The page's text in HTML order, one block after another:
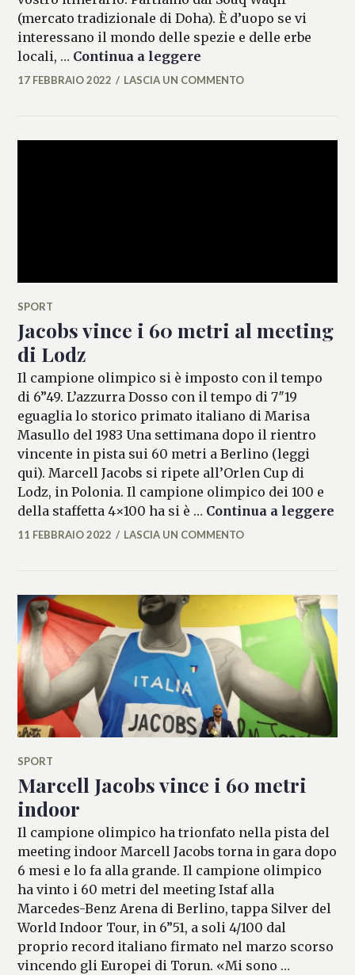
(mercato tradizionale di Doha). È d’uopo se vi
interessano il mondo delle spezie e delle erbe
locali, … Continua a leggere
MICAELA
17 FEBBRAIO 2022 LASCIA UN COMMENTO
SPORT
Jacobs vince i 60 metri al meeting
di Lodz
Il campione olimpico si è imposto con il tempo
di 6”49. L’azzurra Dosso con il tempo di 7″19
eguaglia lo storico primato italiano di Marisa
Masullo del 1983 Una settimana dopo il rientro
vincente in pista sui 60 metri a Berlino (leggi
qui). Marcell Jacobs si ripete all’Orlen Cup di
Lodz, in Polonia. Il campione olimpico dei 100 e
della staffetta 4×100 ha si è … Continua a leggere
FRANCESCA
11 FEBBRAIO 2022 LASCIA UN COMMENTO
SPORT
Marcell Jacobs vince i 60 metri
indoor
Il campione olimpico ha trionfato nella pista del
meeting indoor Marcell Jacobs torna in gara dopo
6 mesi e lo fa alla grande. Il campione olimpico
ha vinto i 60 metri del meeting Istaf alla
Marcedes-Benz Arena di Berlino, tappa Silver del
World Indoor Tour, in 6”51, a soli 4/100 dal
proprio record italiano firmato nel marzo scorso
vincendo gli Europei di Torun. «Mi sono …